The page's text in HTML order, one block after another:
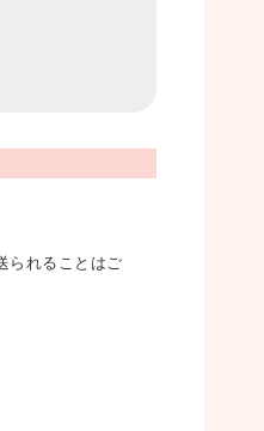
られることはご